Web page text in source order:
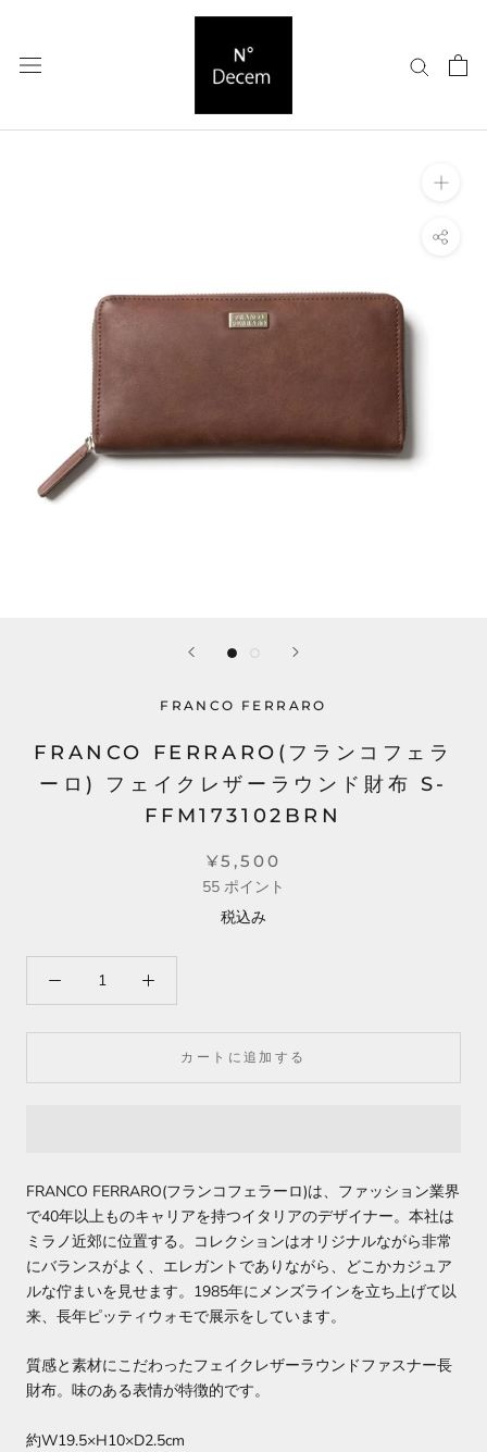
て
FRANCO FERRARO
FRANCO FERRARO(フランコフェラ
ーロ) フェイクレザーラウンド財布 S-
FFM173102BRN
¥5,500
55 ポイント
税込み
カートに追加する
FRANCO FERRARO(フランコフェラーロ)は、ファッション業界
で40年以上ものキャリアを持つイタリアのデザイナー。本社は
ミラノ近郊に位置する。コレクションはオリジナルながら非常
にバランスがよく、エレガントでありながら、どこかカジュア
ルな佇まいを見せます。1985年にメンズラインを立ち上げて以
来、長年ピッティウォモで展示をしています。
質感と素材にこだわったフェイクレザーラウンドファスナー長
財布。味のある表情が特徴的です。
約W19.5×H10×D2.5cm